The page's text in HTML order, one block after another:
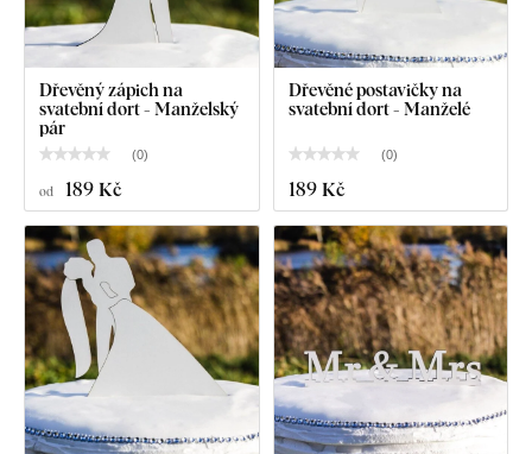
Dřevěný zápich na
svatební dort - Manželský
pár
(0)
od 189 Kč
Dřevěné postavičky na
svatební dort - Manželé
(0)
189 Kč